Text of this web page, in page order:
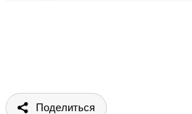
Поделиться